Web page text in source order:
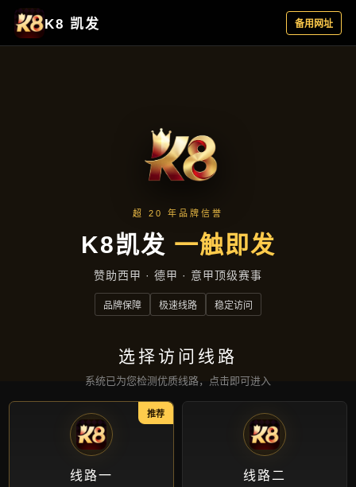
产品专区
首页 产品专区